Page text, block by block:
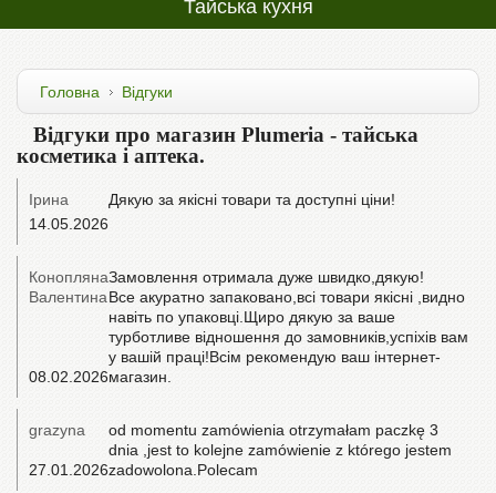
Тайська кухня
Головна Відгуки
Відгуки про магазин Plumeria - тайська
косметика і аптека.
Ірина
14.05.2026
Дякую за якісні товари та доступні ціни!
Конопляна
Валентина
08.02.2026
Замовлення отримала дуже швидко,дякую!
Все акуратно запаковано,всі товари якісні ,видно
навіть по упаковці.Щиро дякую за ваше
турботливе відношення до замовників,успіхів вам
у вашій праці!Всім рекомендую ваш інтернет-
магазин.
grazyna
27.01.2026
od momentu zamówienia otrzymałam paczkę 3
dnia ,jest to kolejne zamówienie z którego jestem
zadowolona.Polecam